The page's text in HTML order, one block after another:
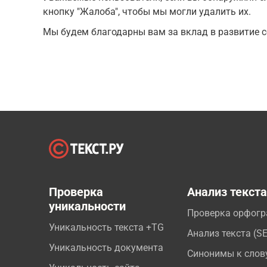
кнопку "Жалоба", чтобы мы могли удалить их.
Мы будем благодарны вам за вклад в развитие
Проверка
уникальности
Уникальность текста +TG
Уникальность документа
Анализ текста
Проверка
Анализ текста
Синонимы к